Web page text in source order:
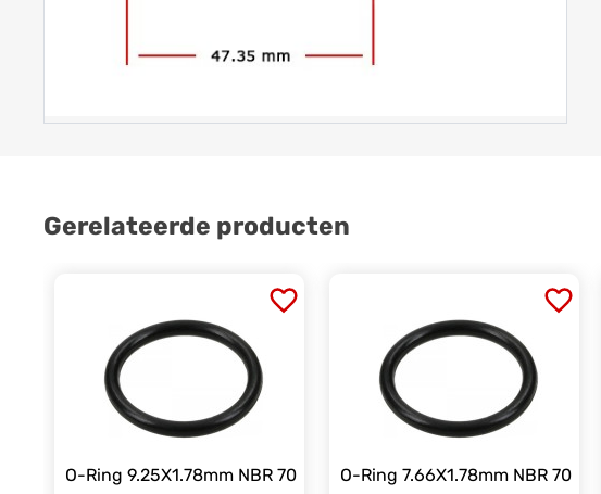
Gerelateerde producten
O-Ring 9.25X1.78mm NBR 70 O-Ring 7.66X1.78mm NBR 70